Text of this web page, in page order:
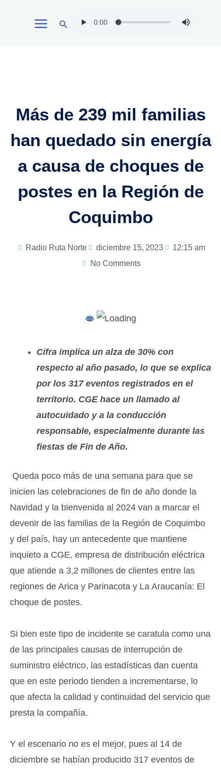
Buscar
Más de 239 mil familias
han quedado sin energía
a causa de choques de
postes en la Región de
Coquimbo
Radio Ruta Norte diciembre 15, 2023
12:15 am
No Comments
Cifra implica un alza de 30% con
respecto al año pasado, lo que se explica
por los 317 eventos registrados en el
territorio. CGE hace un llamado al
autocuidado y a la conducción
responsable, especialmente durante las
fiestas de Fin de Año.
Queda poco más de una semana para que se
inicien las celebraciones de fin de año donde la
Navidad y la bienvenida al 2024 van a marcar el
devenir de las familias de la Región de Coquimbo
y del país, hay un antecedente que mantiene
inquieto a CGE, empresa de distribución eléctrica
que atiende a 3,2 millones de clientes entre las
regiones de Arica y Parinacota y La Araucanía: El
choque de postes.
Si bien este tipo de incidente se caratula como una
de las principales causas de interrupción de
suministro eléctrico, las estadísticas dan cuenta
que en este periodo tienden a incrementarse, lo
que afecta la calidad y continuidad del servicio que
presta la compañía.
Y el escenario no es el mejor, pues al 14 de
diciembre se habían producido 317 eventos de